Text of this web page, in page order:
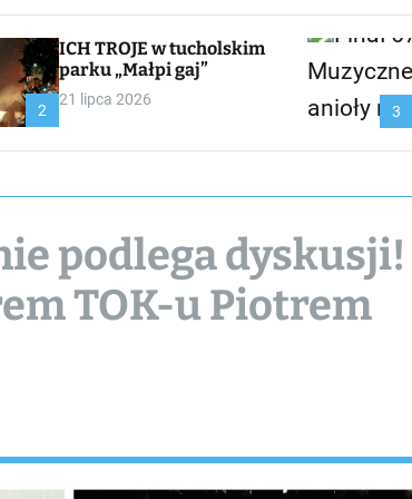
2
ICH TROJE w tucholskim
parku „Małpi gaj”
21 lipca 2026
3
podlega dyskusji!
TOK-u Piotrem